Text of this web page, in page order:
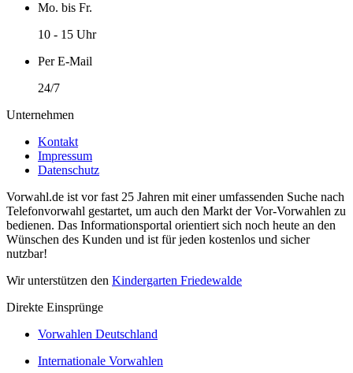
Mo. bis Fr.
10 - 15 Uhr
Per E-Mail
24/7
Unternehmen
Kontakt
Impressum
Datenschutz
Vorwahl.de ist vor fast 25 Jahren mit einer umfassenden Suche nach
Telefonvorwahl gestartet, um auch den Markt der Vor-Vorwahlen zu
bedienen. Das Informationsportal orientiert sich noch heute an den
Wünschen des Kunden und ist für jeden kostenlos und sicher
nutzbar!
Wir unterstützen den Kindergarten Friedewalde
Direkte Einsprünge
Vorwahlen Deutschland
Internationale Vorwahlen